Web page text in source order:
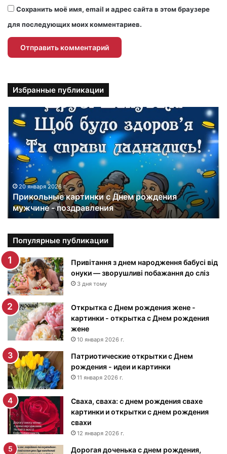
Сохранить моё имя, email и адрес сайта в этом браузере
для последующих моих комментариев.
Избранные публикации
и
к
о
к
т
и
н
к
и
с
Д
н
м
р
о
ж
д
е
н
и
я
м
20 января 2026 г.
Прикольные картинки с Днем рождения
мужчине - поздравления
Популярные публикации
Привітання з днем народження бабусі від
онуки — зворушливі побажання до сліз
3 дня тому
Открытка с Днем рождения жене -
картинки - открытка с Днем рождения
жене
10 января 2026 г.
Патриотические открытки с Днем
рождения - идеи и картинки
11 января 2026 г.
Сваха, сваха: с днем рождения свахе
картинки и открытки с днем рождения
свахи
12 января 2026 г.
Дорогая доченька с днем рождения,